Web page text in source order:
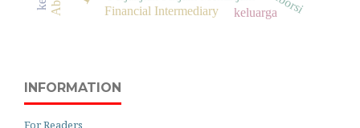
Financial Intermediary keluarga
INFORMATION
For Readers